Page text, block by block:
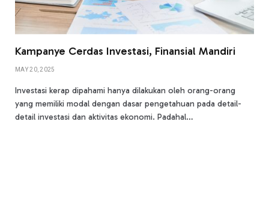
Kampanye Cerdas Investasi, Finansial Mandiri
MAY 20, 2025
Investasi kerap dipahami hanya dilakukan oleh orang-orang
yang memiliki modal dengan dasar pengetahuan pada detail-
detail investasi dan aktivitas ekonomi. Padahal…